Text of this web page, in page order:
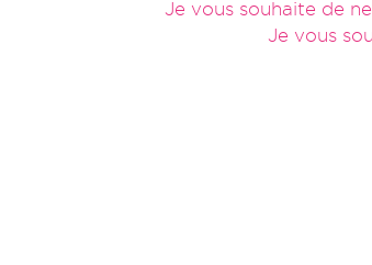
Je vous souhaite de
Je vous